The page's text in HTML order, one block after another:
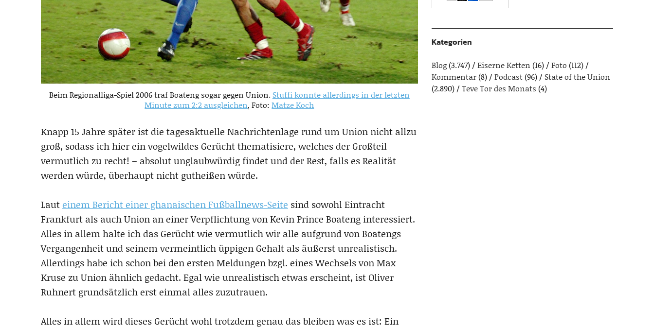
Beim Regionalliga-Spiel 2006 traf Boateng sogar gegen Union. Stuffi konnte allerdings in der letzten
Minute zum 2:2 ausgleichen, Foto:Matze Koch
Knapp 15 Jahre später ist die tagesaktuelle Nachrichtenlage rund um Union nicht allzu
groß, sodass ich hier ein vogelwildes Gerücht thematisiere, welches der Großteil –
vermutlich zu recht! – absolut unglaubwürdig findet und der Rest, falls es Realität
werden würde, überhaupt nicht gutheißen würde.
Laut einem Bericht einer ghanaischen Fußballnews-Seite sind sowohl Eintracht
Frankfurt als auch Union an einer Verpflichtung von Kevin Prince Boateng interessiert.
Alles in allem halte ich das Gerücht wie vermutlich wir alle aufgrund von Boatengs
Vergangenheit und seinem vermeintlich üppigen Gehalt als äußerst unrealistisch.
Allerdings habe ich schon bei den ersten Meldungen bzgl. eines Wechsels von Max
Kruse zu Union ähnlich gedacht. Egal wie unrealistisch etwas erscheint, ist Oliver
Ruhnert grundsätzlich erst einmal alles zuzutrauen.
Alles in allem wird dieses Gerücht wohl trotzdem genau das bleiben was es ist: Ein
Kategorien
Blog(3.747) Eiserne Ketten (16) Foto (112)
Kommentar(8) Podcast(96)
State of the Union
(2.890)
Teve Tor des Monats (4)